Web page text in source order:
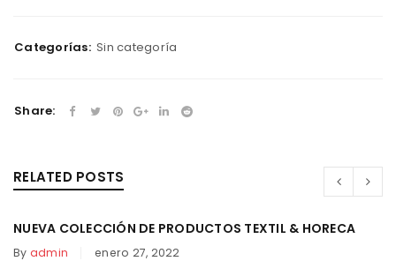
Categorías: Sin categoría
Share:
RELATED POSTS
NUEVA COLECCIÓN DE PRODUCTOS TEXTIL & HORECA
By admin enero 27, 2022